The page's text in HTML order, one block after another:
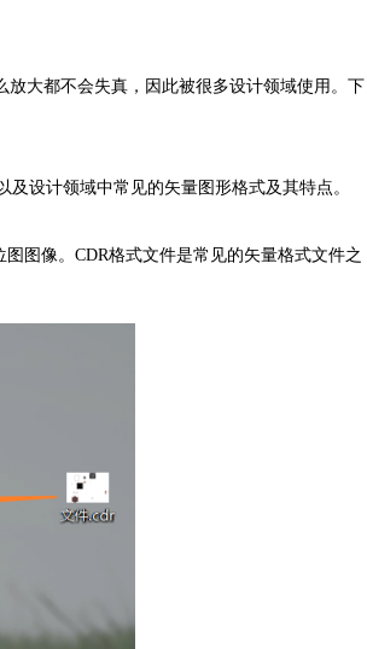
放大都不会失真，因此被很多设计领域使用。下
设计领域中常见的矢量图形格式及其特点。
图像。CDR格式文件是常见的矢量格式文件之